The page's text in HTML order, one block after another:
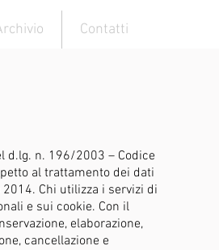
d.lg. n. 196/2003 – Codice
al trattamento dei dati
Chi utilizza i servizi di
e sui cookie. Con il
elaborazione,
cancellazione e
Contatti